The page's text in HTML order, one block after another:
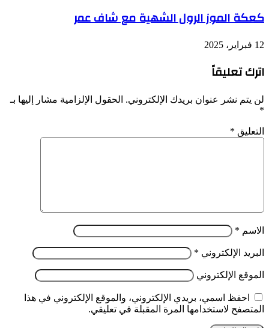
كعكة الموز الرول الشهية مع شاف عمر
12 فبراير، 2025
اترك تعليقاً
لن يتم نشر عنوان بريدك الإلكتروني. الحقول الإلزامية مشار إليها بـ
*
التعليق *
الاسم *
البريد الإلكتروني *
الموقع الإلكتروني
احفظ اسمي، بريدي الإلكتروني، والموقع الإلكتروني في هذا
المتصفح لاستخدامها المرة المقبلة في تعليقي.